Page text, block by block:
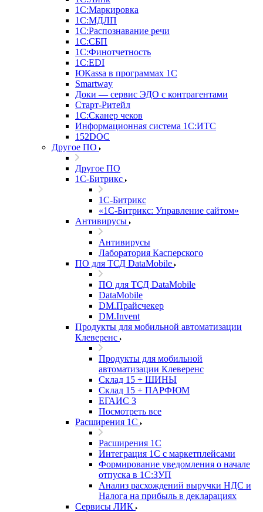
1С:Маркировка
1С:МДЛП
1С:Распознавание речи
1С:СБП
1С:Финотчетность
1С:EDI
ЮКаssа в программах 1С
Smartway
Доки — сервис ЭДО с контрагентами
Старт-Ритейл
1С:Сканер чеков
Информационная система 1С:ИТС
152DOC
Другое ПО
Другое ПО
1С-Битрикс
1С-Битрикс
«1С-Битрикс: Управление сайтом»
Антивирусы
Антивирусы
Лаборатория Касперского
ПО для ТСД DataMobile
ПО для ТСД DataMobile
DataMobile
DM.Прайсчекер
DM.Invent
Продукты для мобильной автоматизации
Клеверенс
Продукты для мобильной
автоматизации Клеверенс
Склад 15 + ШИНЫ
Склад 15 + ПАРФЮМ
ЕГАИС 3
Посмотреть все
Расширения 1С
Расширения 1С
Интеграция 1С с маркетплейсами
Формирование уведомления о начале
отпуска в 1С:ЗУП
Анализ расхождений выручки НДС и
Налога на прибыль в декларациях
Сервисы ЛИК